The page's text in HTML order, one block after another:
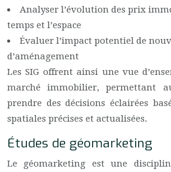
Analyser l’évolution des prix
temps et l’espace
Évaluer l’impact potentiel de
d’aménagement
Les SIG offrent ainsi une vue
marché immobilier, permettant
prendre des décisions éclairées
spatiales précises et actualisées.
Études de géomarketing
Le géomarketing est une